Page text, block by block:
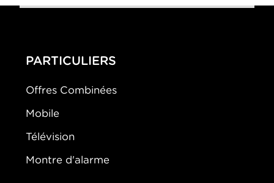
PARTICULIERS
Offres Combinées
Mobile
Télévision
Montre d'alarme